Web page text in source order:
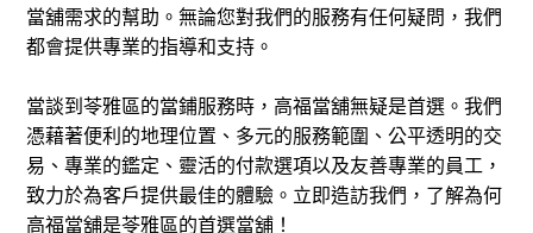
當舖需求的幫助。無論您對我們的服務有任何疑問，我們
都會提供專業的指導和支持。
當談到苓雅區的當鋪服務時，高福當舖無疑是首選。我們
憑藉著便利的地理位置、多元的服務範圍、公平透明的交
易、專業的鑑定、靈活的付款選項以及友善專業的員工，
致力於為客戶提供最佳的體驗。立即造訪我們，了解為何
高福當舖是苓雅區的首選當舖！